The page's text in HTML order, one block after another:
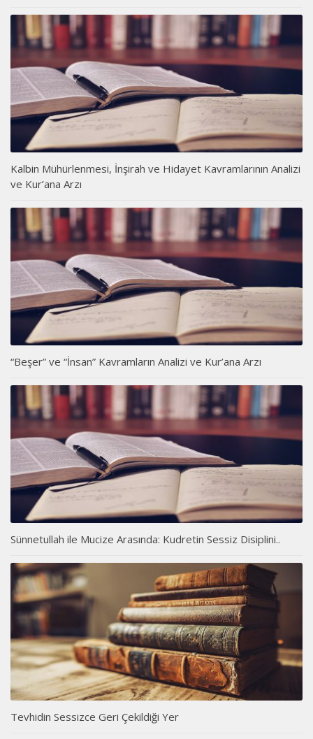
Kalbin Mühürlenmesi, İnşirah ve Hidayet Kavramlarının Analizi
ve Kur’ana Arzı
“Beşer” ve “İnsan” Kavramların Analizi ve Kur’ana Arzı
Sünnetullah ile Mucize Arasında: Kudretin Sessiz Disiplini..
Tevhidin Sessizce Geri Çekildiği Yer